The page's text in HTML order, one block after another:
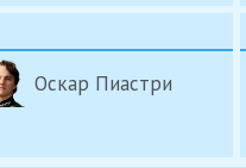
Оскар Пиастри